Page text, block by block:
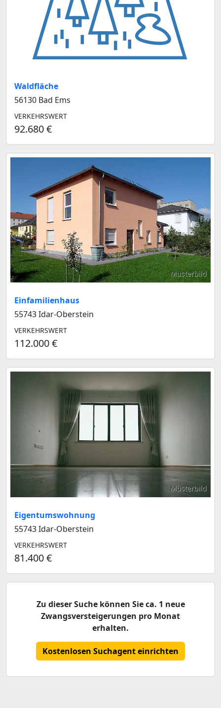
Waldfläche
56130 Bad Ems
VERKEHRSWERT
92.680 €
Musterbild
Einfamilienhaus
55743 Idar-Oberstein
VERKEHRSWERT
112.000 €
Musterbild
Eigentumswohnung
55743 Idar-Oberstein
VERKEHRSWERT
81.400 €
Zu dieser Suche können Sie ca. 1 neue
Zwangsversteigerungen pro Monat
erhalten.
Kostenlosen Suchagent einrichten